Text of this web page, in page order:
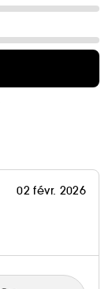
02 févr. 2026